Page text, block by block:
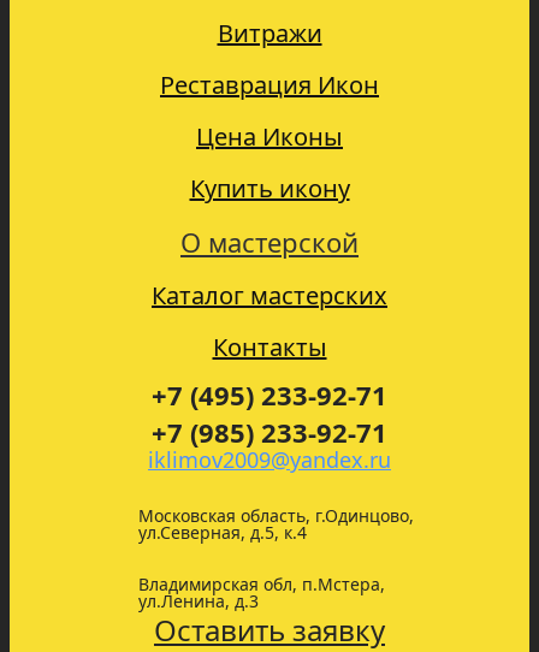
Витражи
Реставрация Икон
Цена Иконы
Купить икону
О мастерской
Каталог мастерских
Контакты
+7 (495) 233-92-71
+7 (985) 233-92-71
iklimov2009@yandex.ru
Московская область, г.Одинцово,
ул.Северная, д.5, к.4
Владимирская обл, п.Мстера,
ул.Ленина, д.3
Оставить заявку